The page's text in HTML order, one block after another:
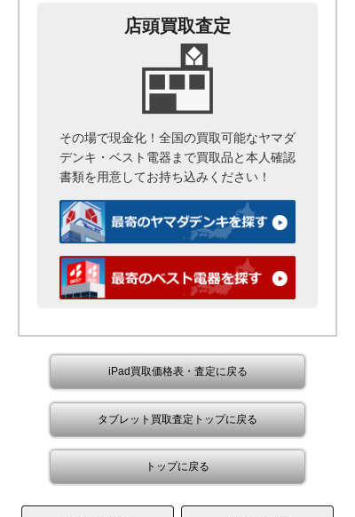
店頭買取査定
その場で現金化！全国の買取可能なヤマダ
デンキ・ベスト電器まで買取品と本人確認
書類を用意してお持ち込みください！
iPad買取価格表・査定に戻る
タブレット買取査定トップに戻る
トップに戻る